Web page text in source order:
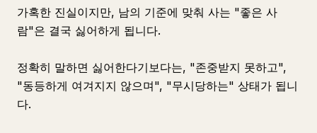
가혹한 진실이지만, 남의 기준에 맞춰 사는 "좋은 사
람"은 결국 싫어하게 됩니다.
정확히 말하면 싫어한다기보다는, "존중받지 못하고",
"동등하게 여겨지지 않으며", "무시당하는" 상태가 됩니
다.